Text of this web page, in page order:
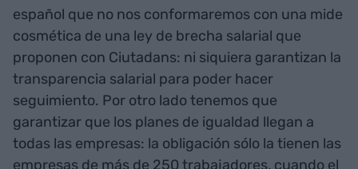
español que no nos conformaremos con una mide
cosmética de una ley de brecha salarial que
proponen con Ciutadans: ni siquiera garantizan la
transparencia salarial para poder hacer
seguimiento. Por otro lado tenemos que
garantizar que los planes de igualdad llegan a
todas las empresas: la obligación sólo la tienen las
empresas de más de 250 trabajadores, cuando el